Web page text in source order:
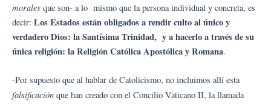
morales que son- a lo mismo que la persona individual y concreta, es
decir: Los Estados están obligados a rendir culto al único y
verdadero Dios: la Santísima Trinidad, y a hacerlo a través de su
única religión: la Religión Católica Apostólica y Romana.
-Por supuesto que al hablar de Catolicismo, no incluimos allí esta
falsificación que han creado con el Concilio Vaticano II, la llamada